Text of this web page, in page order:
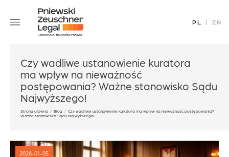
content
Specjalizacje
Aktualności
Kariera
Kontakt
PL EN
Czy wadliwe ustanowienie kuratora
ma wpływ na nieważność
postępowania? Ważne stanowisko Sądu
Najwyższego!
Strona główna / Blog / Czy wadliwe ustanowienie kuratora ma wpływ na nieważność postępowania?
Ważne stanowisko Sądu Najwyższego!
2026-01-05